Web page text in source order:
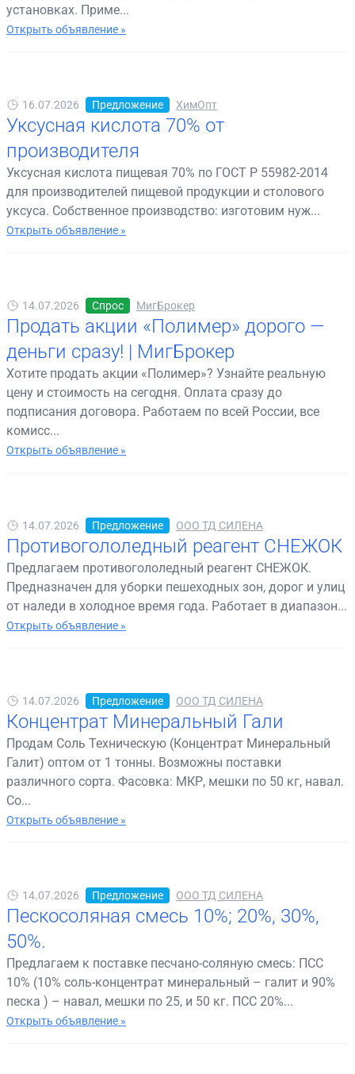
установках. Приме...
Открыть объявление »
16.07.2026 Предложение ХимОпт
Уксусная кислота 70% от
производителя
Уксусная кислота пищевая 70% по ГОСТ Р 55982-2014
для производителей пищевой продукции и столового
уксуса. Собственное производство: изготовим нуж...
Открыть объявление »
14.07.2026 Спрос МигБрокер
Продать акции «Полимер» дорого —
деньги сразу! | МигБрокер
Хотите продать акции «Полимер»? Узнайте реальную
цену и стоимость на сегодня. Оплата сразу до
подписания договора. Работаем по всей России, все
комисс...
Открыть объявление »
14.07.2026 Предложение ООО ТД СИЛЕНА
Противогололедный реагент СНЕЖОК
Предлагаем противогололедный реагент СНЕЖОК.
Предназначен для уборки пешеходных зон, дорог и улиц
от наледи в холодное время года. Работает в диапазон...
Открыть объявление »
14.07.2026 Предложение ООО ТД СИЛЕНА
Концентрат Минеральный Гали
Продам Соль Техническую (Концентрат Минеральный
Галит) оптом от 1 тонны. Возможны поставки
различного сорта. Фасовка: МКР, мешки по 50 кг, навал.
Со...
Открыть объявление »
14.07.2026 Предложение ООО ТД СИЛЕНА
Пескосоляная смесь 10%; 20%, 30%,
50%.
Предлагаем к поставке песчано-соляную смесь: ПСС
10% (10% соль-концентрат минеральный – галит и 90%
песка ) – навал, мешки по 25, и 50 кг. ПСС 20%...
Открыть объявление »